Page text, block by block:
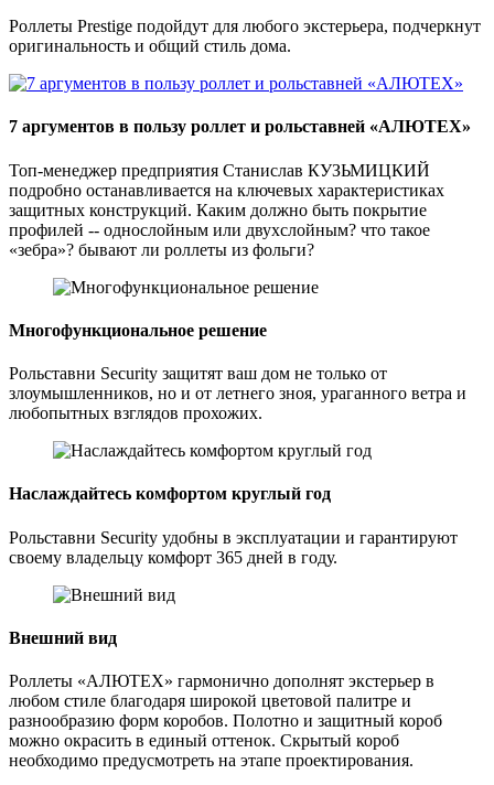
Роллеты Prestige подойдут для любого экстерьера, подчеркнут
оригинальность и общий стиль дома.
7 аргументов в пользу роллет и рольставней «АЛЮТЕХ»
Топ-менеджер предприятия Станислав КУЗЬМИЦКИЙ
подробно останавливается на ключевых характеристиках
защитных конструкций. Каким должно быть покрытие
профилей -- однослойным или двухслойным? что такое
«зебра»? бывают ли роллеты из фольги?
Многофункциональное решение
Рольставни Security защитят ваш дом не только от
злоумышленников, но и от летнего зноя, ураганного ветра и
любопытных взглядов прохожих.
Наслаждайтесь комфортом круглый год
Рольставни Security удобны в эксплуатации и гарантируют
своему владельцу комфорт 365 дней в году.
Внешний вид
Роллеты «АЛЮТЕХ» гармонично дополнят экстерьер в
любом стиле благодаря широкой цветовой палитре и
разнообразию форм коробов. Полотно и защитный короб
можно окрасить в единый оттенок. Скрытый короб
необходимо предусмотреть на этапе проектирования.